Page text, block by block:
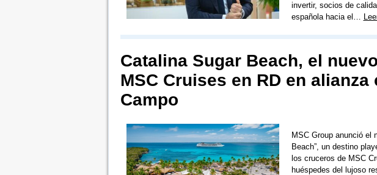
invertir, socios de
española hacia el…
Catalina Sugar Beach, el
MSC Cruises en RD en alianza
Campo
MSC Group anunció el
Beach”, un destino
los cruceros de MSC
huéspedes del lujoso